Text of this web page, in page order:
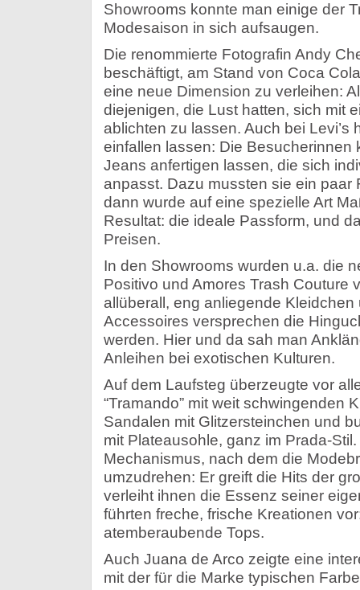
Showrooms konnte man einige der
Modesaison in sich aufsaugen.
Die renommierte Fotografin Andy
beschäftigt, am Stand von Coca
eine neue Dimension zu verleihen:
diejenigen, die Lust hatten, sich mit
ablichten zu lassen. Auch bei Levi’s
einfallen lassen: Die Besucherinnen
Jeans anfertigen lassen, die sich
anpasst. Dazu mussten sie ein paar
dann wurde auf eine spezielle Art
Resultat: die ideale Passform, und
Preisen.
In den Showrooms wurden u.a. die
Positivo und Amores Trash Couture
allüberall, eng anliegende
Accessoires versprechen die
werden. Hier und da sah man
Anleihen bei exotischen Kulturen.
Auf dem Laufsteg überzeugte vor
“Tramando” mit weit schwingenden
Sandalen mit Glitzersteinchen und
mit Plateausohle, ganz im Prada-
Mechanismus, nach dem die
umzudrehen: Er greift die Hits der
verleiht ihnen die Essenz seiner
führten freche, frische Kreationen
atemberaubende Tops.
Auch Juana de Arco zeigte eine
mit der für die Marke typischen